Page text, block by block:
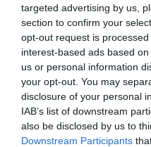
targeted advertising by us,
section to confirm your
opt-out request is
interest-based ads based
us or personal information
your opt-out. You may
disclosure of your personal
IAB’s list of downstream
also be disclosed by us to
Downstream Participants